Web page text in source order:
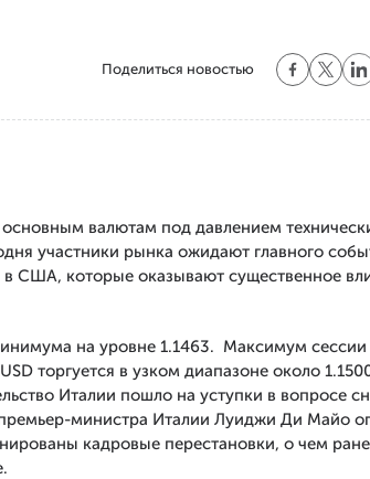
Поделиться новостью
валютам под давлением
участники рынка ожидают главного
США, которые оказывают существенное
на уровне 1.1463. Максимум
торгуется в узком диапазоне около
Италии пошло на уступки в вопросе
министра Италии Луиджи Ди Майо
кадровые перестановки, о чем